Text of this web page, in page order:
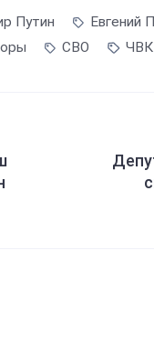
Путин Евгений
СВО ЧВК